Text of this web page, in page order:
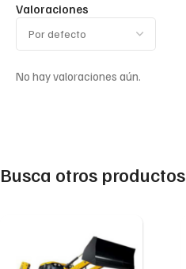
Valoraciones
No hay valoraciones aún.
Busca otros productos